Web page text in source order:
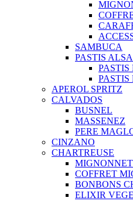
SAMBUCA
PASTIS
PASTIS
PASTIS
APEROL SPRITZ
CALVADOS
BUSNEL
MASSENEZ
PERE
CINZANO
CHARTREUSE
COFFRET
BONBONS
ELIXIR